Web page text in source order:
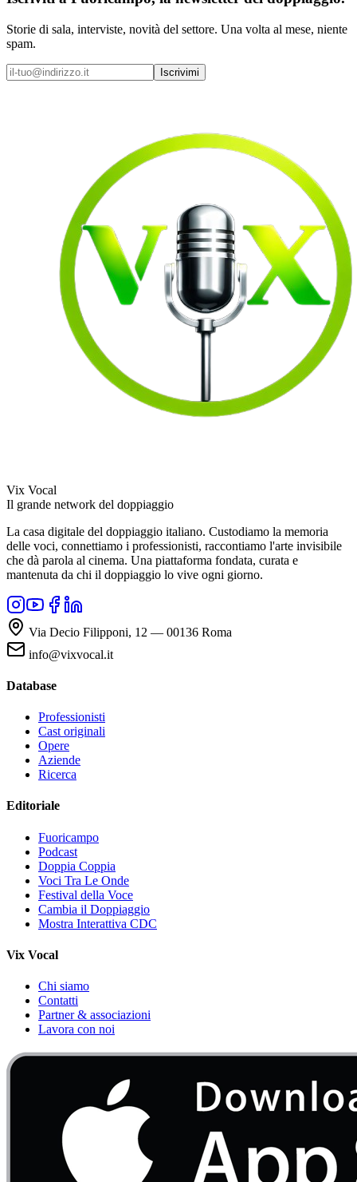
Storie di sala, interviste, novità del settore. Una volta al mese, niente
spam.
Iscrivimi
Vix Vocal
Il grande network del doppiaggio
La casa digitale del doppiaggio italiano. Custodiamo la memoria
delle voci, connettiamo i professionisti, raccontiamo l'arte invisibile
che dà parola al cinema. Una piattaforma fondata, curata e
mantenuta da chi il doppiaggio lo vive ogni giorno.
Via Decio Filipponi, 12 — 00136 Roma
info@vixvocal.it
Database
Professionisti
Cast originali
Opere
Aziende
Ricerca
Editoriale
Fuoricampo
Podcast
Doppia Coppia
Voci Tra Le Onde
Festival della Voce
Cambia il Doppiaggio
Mostra Interattiva CDC
Vix Vocal
Chi siamo
Contatti
Partner & associazioni
Lavora con noi